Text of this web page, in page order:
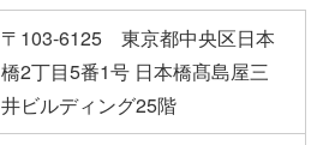
〒103-6125 東京都中央区日本
橋2丁目5番1号 日本橋髙島屋三
井ビルディング25階